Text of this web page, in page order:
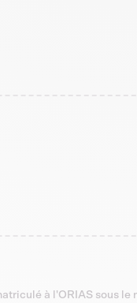
à l'ORIAS sous